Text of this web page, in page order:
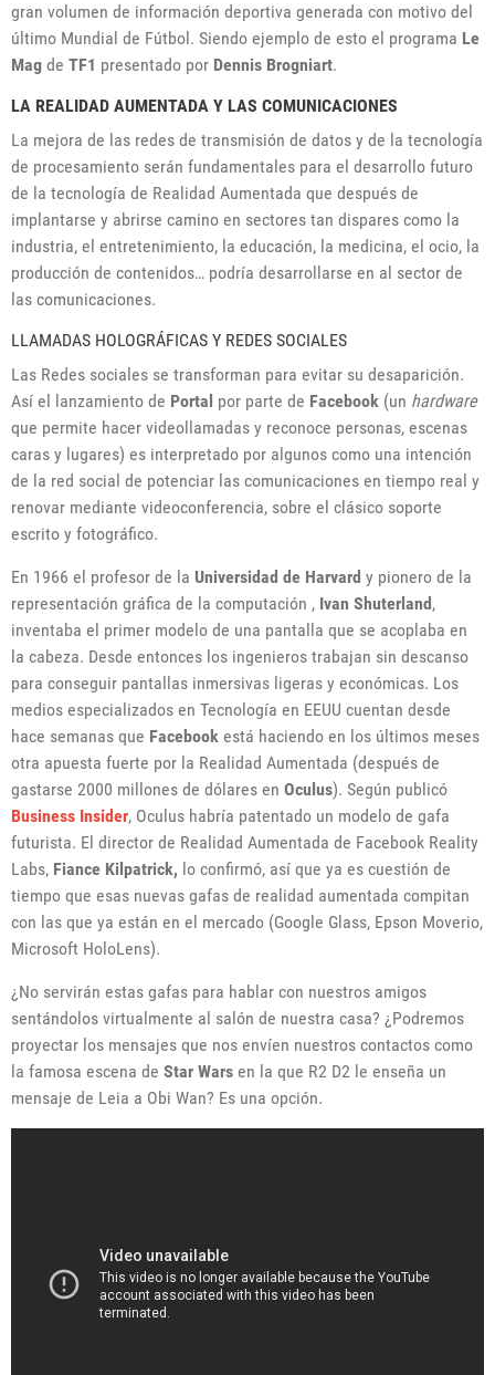
gran volumen de información deportiva generada con motivo del
último Mundial de Fútbol. Siendo ejemplo de esto el programa Le
Mag de TF1 presentado por Dennis Brogniart.
LA REALIDAD AUMENTADA Y LAS COMUNICACIONES
La mejora de las redes de transmisión de datos y de la tecnología
de procesamiento serán fundamentales para el desarrollo futuro
de la tecnología de Realidad Aumentada que después de
implantarse y abrirse camino en sectores tan dispares como la
industria, el entretenimiento, la educación, la medicina, el ocio, la
producción de contenidos… podría desarrollarse en al sector de
las comunicaciones.
LLAMADAS HOLOGRÁFICAS Y REDES SOCIALES
Las Redes sociales se transforman para evitar su desaparición.
Así el lanzamiento de Portal por parte de Facebook (un hardware
que permite hacer videollamadas y reconoce personas, escenas
caras y lugares) es interpretado por algunos como una intención
de la red social de potenciar las comunicaciones en tiempo real y
renovar mediante videoconferencia, sobre el clásico soporte
escrito y fotográfico.
En 1966 el profesor de la Universidad de Harvard y pionero de la
representación gráfica de la computación , Ivan Shuterland,
inventaba el primer modelo de una pantalla que se acoplaba en
la cabeza. Desde entonces los ingenieros trabajan sin descanso
para conseguir pantallas inmersivas ligeras y económicas. Los
medios especializados en Tecnología en EEUU cuentan desde
hace semanas que Facebook está haciendo en los últimos meses
otra apuesta fuerte por la Realidad Aumentada (después de
gastarse 2000 millones de dólares en Oculus). Según publicó
Business Insider, Oculus habría patentado un modelo de gafa
futurista. El director de Realidad Aumentada de Facebook Reality
Labs, Fiance Kilpatrick, lo confirmó, así que ya es cuestión de
tiempo que esas nuevas gafas de realidad aumentada compitan
con las que ya están en el mercado (Google Glass, Epson Moverio,
Microsoft HoloLens).
¿No servirán estas gafas para hablar con nuestros amigos
sentándolos virtualmente al salón de nuestra casa? ¿Podremos
proyectar los mensajes que nos envíen nuestros contactos como
la famosa escena de Star Wars en la que R2 D2 le enseña un
mensaje de Leia a Obi Wan? Es una opción.